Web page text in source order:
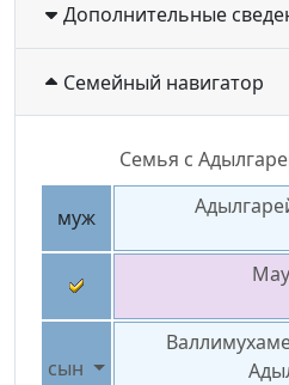
Дополнительные
Семейный навигатор
Семья с
муж
сын